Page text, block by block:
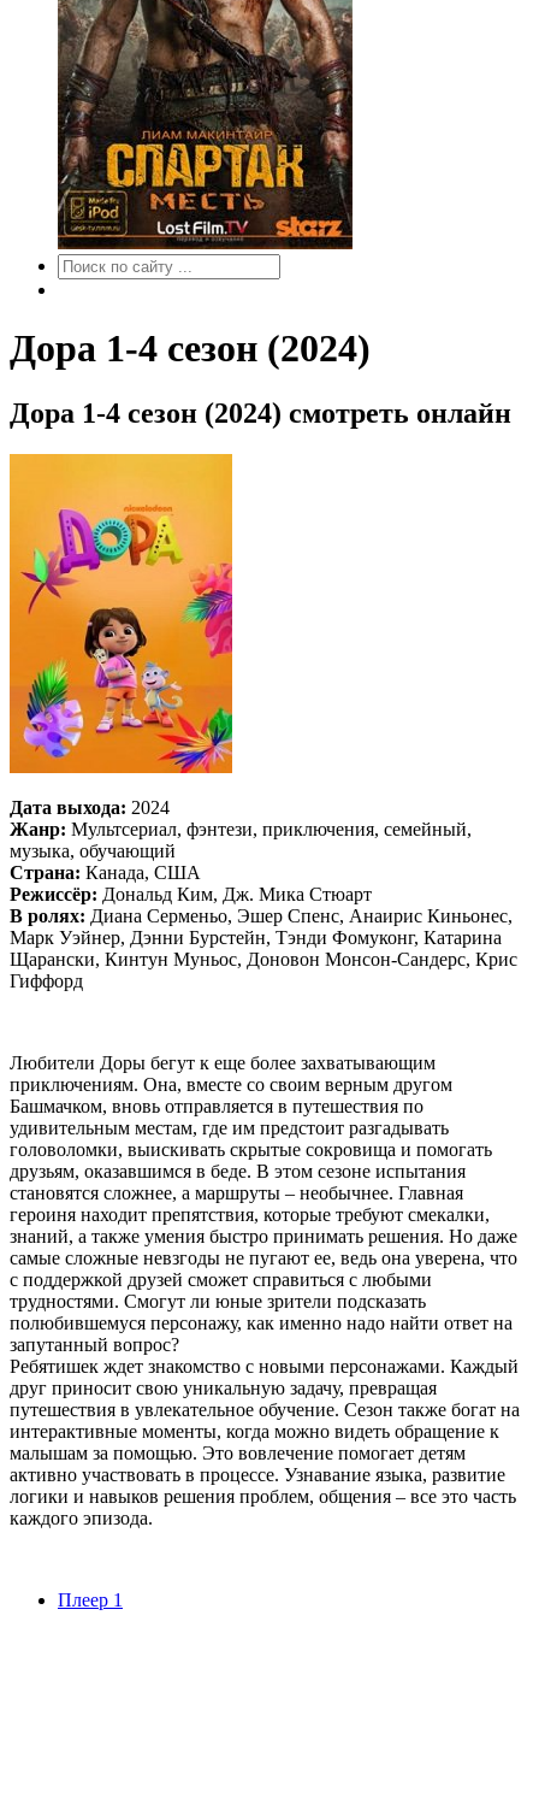
Дора 1-4 сезон (2024)
Дора 1-4 сезон (2024) смотреть онлайн
Дата выхода: 2024
Жанр: Мультсериал, фэнтези, приключения, семейный,
музыка, обучающий
Страна: Канада, США
Режиссёр: Дональд Ким, Дж. Мика Стюарт
В ролях: Диана Серменьо, Эшер Спенс, Анаирис Киньонес,
Марк Уэйнер, Дэнни Бурстейн, Тэнди Фомуконг, Катарина
Щарански, Кинтун Муньос, Доновон Монсон-Сандерс, Крис
Гиффорд
Любители Доры бегут к еще более захватывающим
приключениям. Она, вместе со своим верным другом
Башмачком, вновь отправляется в путешествия по
удивительным местам, где им предстоит разгадывать
головоломки, выискивать скрытые сокровища и помогать
друзьям, оказавшимся в беде. В этом сезоне испытания
становятся сложнее, а маршруты – необычнее. Главная
героиня находит препятствия, которые требуют смекалки,
знаний, а также умения быстро принимать решения. Но даже
самые сложные невзгоды не пугают ее, ведь она уверена, что
с поддержкой друзей сможет справиться с любыми
трудностями. Смогут ли юные зрители подсказать
полюбившемуся персонажу, как именно надо найти ответ на
запутанный вопрос?
Ребятишек ждет знакомство с новыми персонажами. Каждый
друг приносит свою уникальную задачу, превращая
путешествия в увлекательное обучение. Сезон также богат на
интерактивные моменты, когда можно видеть обращение к
малышам за помощью. Это вовлечение помогает детям
активно участвовать в процессе. Узнавание языка, развитие
логики и навыков решения проблем, общения – все это часть
каждого эпизода.
Плеер 1